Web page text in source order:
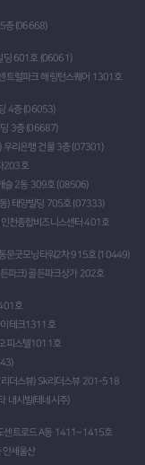
5층 (06668)
딩 601호 (06061)
트럴파크 해링턴스퀘어 1301호
4층 (06053)
딩 3층 (06687)
우리은행 건물 3층 (07301)
203호
슬 2동 309호 (08506)
) 태양빌딩 705호 (07333)
천종합비즈니스센터 401호
문굿모닝타워2차 915호 (10449)
파크) 골든파크상가 202호
호
이테크1311호
피스텔1011호
더스뷰) Sk리더스뷰 201-518
내시빌(테네시주)
센트로드 A동 1411~1415호
안세울산